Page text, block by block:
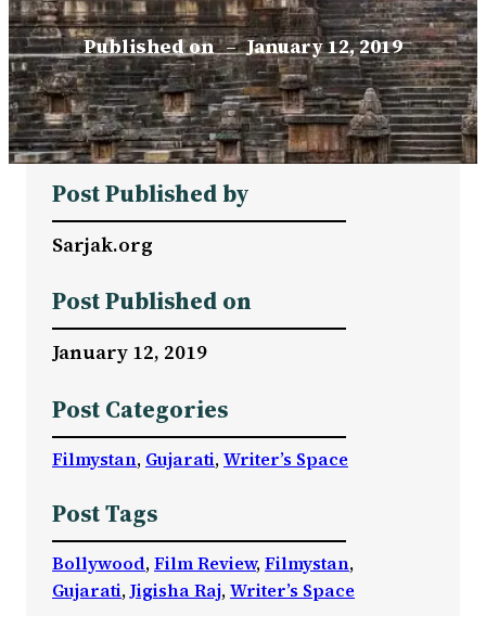
Published on – January 12, 2019
Post Published by
Sarjak.org
Post Published on
January 12, 2019
Post Categories
Filmystan, Gujarati, Writer’s Space
Post Tags
Bollywood, Film Review, Filmystan
Gujarati, Jigisha Raj, Writer’s Space